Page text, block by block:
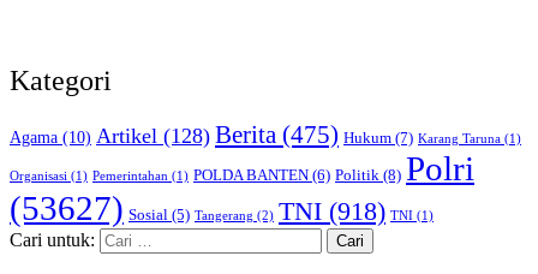
Kategori
Agama (10) Artikel (128) Berita (475) Hukum (7) Karang Taruna (1)
Organisasi (1) Pemerintahan (1) POLDA BANTEN (6) Politik (8) Polri
(53627) Sosial (5) Tangerang (2) TNI (918) TNI (1)
Cari untuk: